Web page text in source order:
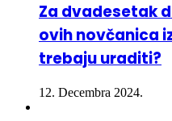
Za dvadesetak
ovih novčanica
trebaju uraditi?
12. Decembra 2024.